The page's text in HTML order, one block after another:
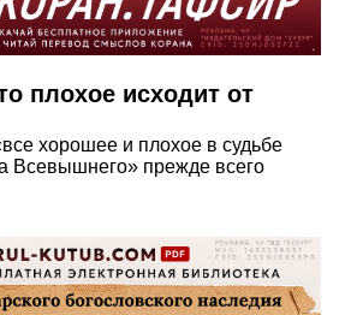
плохое исходит от
хорошее и плохое в судьбе
Всевышнего» прежде всего